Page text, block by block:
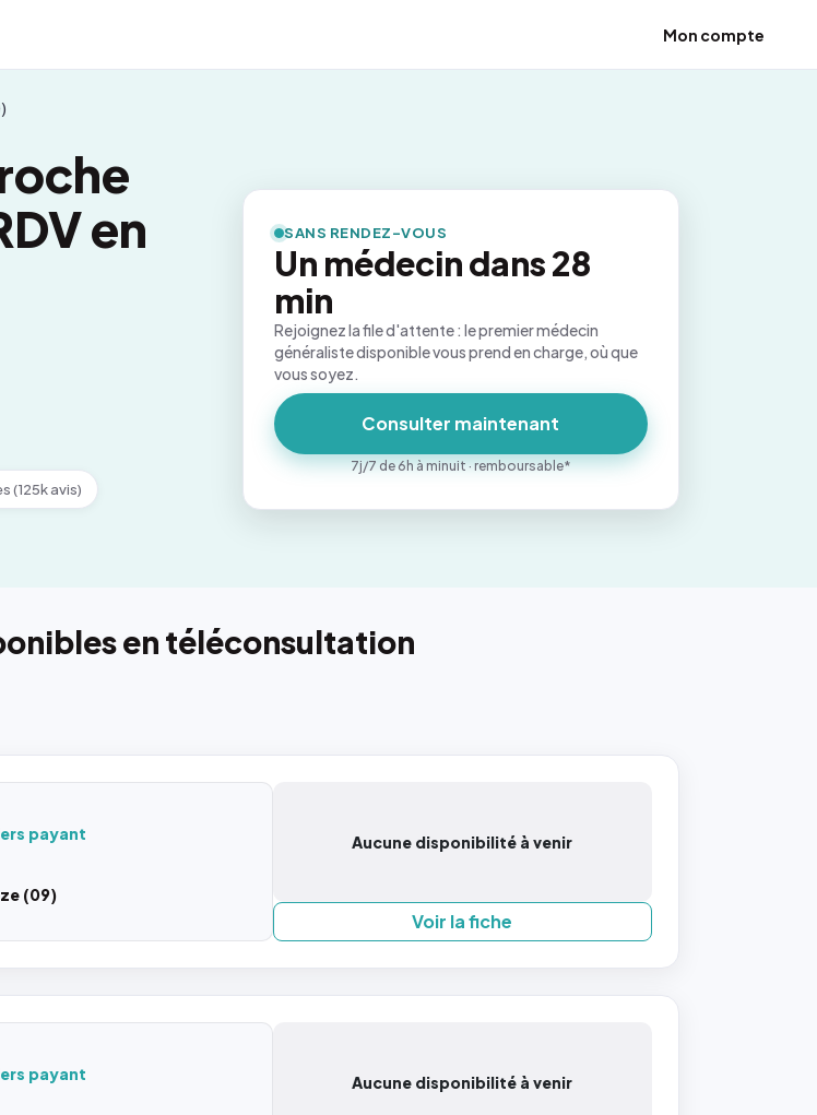
Mon compte
en
(125k avis)
SANS RENDEZ-VOUS
Un médecin dans 28
min
Rejoignez la file d'attente : le premier médecin
généraliste disponible vous prend en charge, où que
vous soyez.
Consulter maintenant
7j/7 de 6h à minuit · remboursable*
en téléconsultation
payant
(09)
Aucune disponibilité à venir
Voir la fiche
payant
Aucune disponibilité à venir